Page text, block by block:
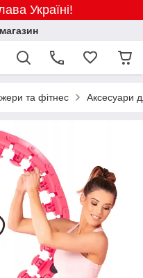
Україні!
та фітнес Аксесуари